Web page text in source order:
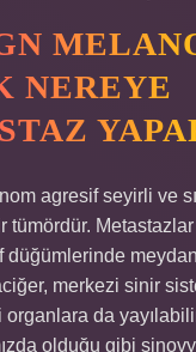
NEREYE
agresif seyirli ve
tümördür. Metastazlar
düğümlerinde
merkezi sinir
organlara da
olduğu gibi